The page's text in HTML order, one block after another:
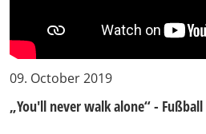
09. October 2019
„You'll never walk alone“ - Fußball